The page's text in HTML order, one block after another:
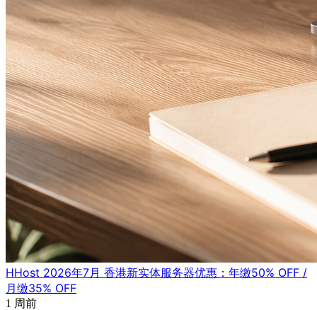
HHost 2026年7月 香港新实体服务器优惠：年缴50% OFF /
月缴35% OFF
1 周前